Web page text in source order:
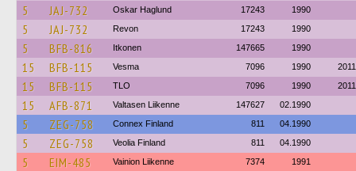
5 JAJ-732 Oskar Haglund 17243 1990
5 JAJ-732 Revon 17243 1990
5 BFB-816 Itkonen 147665 1990
15 BFB-115 Vesma 7096 1990 2011
15 BFB-115 TLO 7096 1990 2011
15 AFB-871 Valtasen Liikenne 147627 02.1990
5 ZEG-758 Connex Finland 811 04.1990
5 ZEG-758 Veolia Finland 811 04.1990
5 EIM-485 Vainion Liikenne 7374 1991